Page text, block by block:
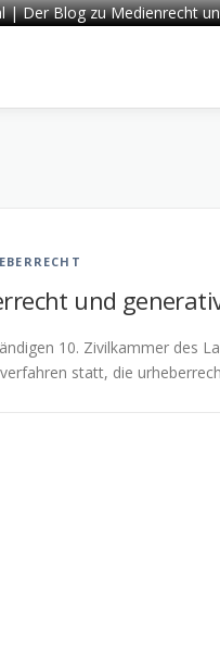
| Der Blog zu Medienrecht
und
10. Zivilkammer des
statt, die